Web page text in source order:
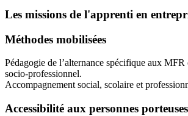
Les missions de l'apprenti en
Méthodes mobilisées
Pédagogie de l’alternance spécifique aux
socio-professionnel.
Accompagnement social, scolaire et
Accessibilité aux personnes